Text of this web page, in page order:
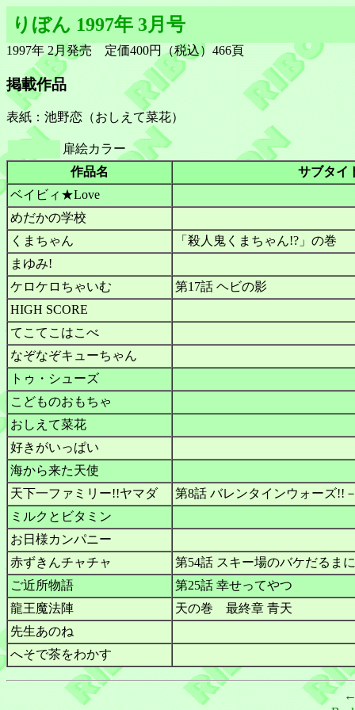
りぼん 1997年 3月号
1997年 2月発売 定価400円（税込）466頁
掲載作品
表紙：池野恋（おしえて菜花）
扉絵カラー
作品名
サブタイ
ベイビィ★Love
めだかの学校
くまちゃん
「殺人鬼くまちゃん!?」の巻
まゆみ!
ケロケロちゃいむ
第17話 ヘビの影
HIGH SCORE
てこてこはこべ
なぞなぞキューちゃん
トゥ・シューズ
こどものおもちゃ
おしえて菜花
好きがいっぱい
海から来た天使
天下一ファミリー!!ヤマダ
第8話 バレンタインウォーズ!!
ミルクとビタミン
お日様カンパニー
赤ずきんチャチャ
第54話 スキー場のバケだるま
ご近所物語
第25話 幸せってやつ
龍王魔法陣
天の巻 最終章 青天
先生あのね
へそで茶をわかす